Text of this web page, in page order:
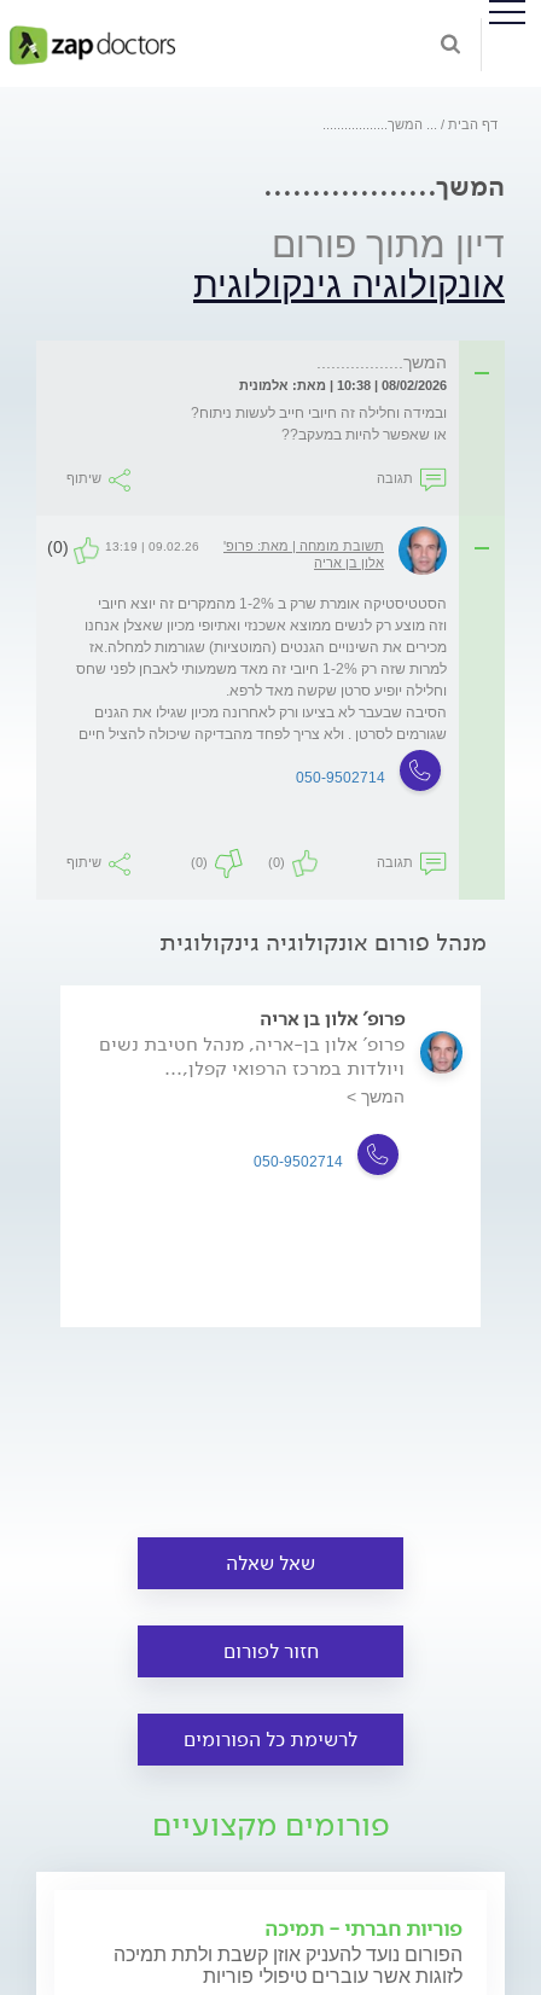
דף הבית המשך..................
המשך..................
דיון מתוך פורום
אונקולוגיה גינקולוגית
המשך..................
08/02/2026 | 10:38 | מאת: אלמונית
או שאפשר להיות במעקב??
תגובה שיתוף
תשובת מומחה | מאת: פרופ'
אלון בן אריה
09.02.26 | 13:19
(0)
וזה מוצע רק לנשים ממוצא אשכנזי ואתיופי מכיון שאצלן אנחנו
מכירים את השינויים הגנטים (המוטציות) שגורמות למחלה.אז
למרות שזה רק 1-2% חיובי זה מאד משמעותי לאבחן לפני שחס
הסיבה שבעבר לא בציעו ורק לאחרונה מכיון שגילו את הגנים
שגורמים לסרטן . ולא צריך לפחד מהבדיקה שיכולה להציל חיים
050-9502714
תגובה (0)
(0) שיתוף
מנהל פורום אונקולוגיה גינקולוגית
פרופ' אלון בן אריה
פרופ' אלון בן-אריה, מנהל חטיבת נשים
ויולדות במרכז הרפואי קפלן,...
המשך >
050-9502714
שאל שאלה
חזור לפורום
לרשימת כל הפורומים
פורומים מקצועיים
פוריות חברתי - תמיכה
הפורום נועד להעניק אוזן קשבת ולתת תמיכה
לזוגות אשר עוברים טיפולי פוריות